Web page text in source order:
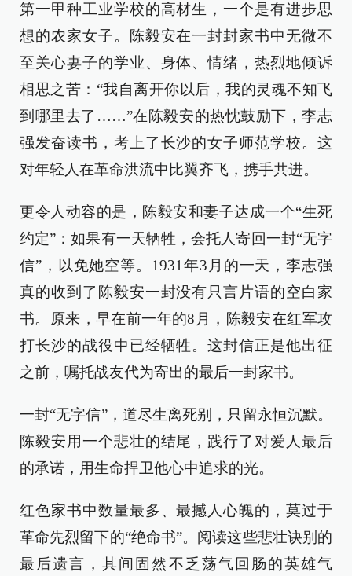
第一甲种工业学校的高材生，一个是有进步思
想的农家女子。陈毅安在一封封家书中无微不
至关心妻子的学业、身体、情绪，热烈地倾诉
相思之苦：“我自离开你以后，我的灵魂不知飞
到哪里去了……”在陈毅安的热忱鼓励下，李志
强发奋读书，考上了长沙的女子师范学校。这
对年轻人在革命洪流中比翼齐飞，携手共进。
更令人动容的是，陈毅安和妻子达成一个“生死
约定”：如果有一天牺牲，会托人寄回一封“无字
信”，以免她空等。1931年3月的一天，李志强
真的收到了陈毅安一封没有只言片语的空白家
书。原来，早在前一年的8月，陈毅安在红军攻
打长沙的战役中已经牺牲。这封信正是他出征
之前，嘱托战友代为寄出的最后一封家书。
一封“无字信”，道尽生离死别，只留永恒沉默。
陈毅安用一个悲壮的结尾，践行了对爱人最后
的承诺，用生命捍卫他心中追求的光。
红色家书中数量最多、最撼人心魄的，莫过于
革命先烈留下的“绝命书”。阅读这些悲壮诀别的
最后遗言，其间固然不乏荡气回肠的英雄气